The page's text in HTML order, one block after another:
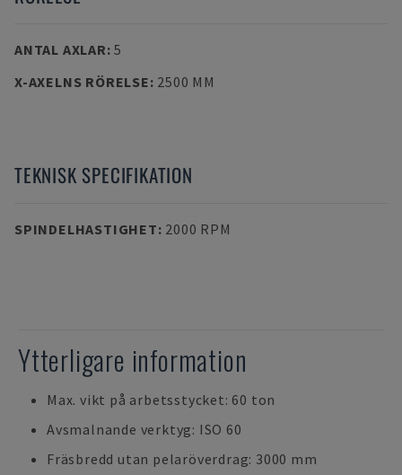
ANTAL AXLAR:5
X-AXELNS RÖRELSE: 2500 MM
TEKNISK SPECIFIKATION
SPINDELHASTIGHET: 2000 RPM
Ytterligare information
Max. vikt på arbetsstycket: 60 ton
Avsmalnande verktyg: ISO 60
Fräsbredd utan pelaröverdrag: 3000 mm